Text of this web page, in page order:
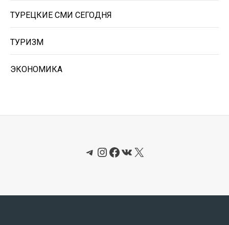
ТУРЕЦКИЕ СМИ СЕГОДНЯ
ТУРИЗМ
ЭКОНОМИКА
Telegram
Instagram
Facebook
ВКонтакте
X